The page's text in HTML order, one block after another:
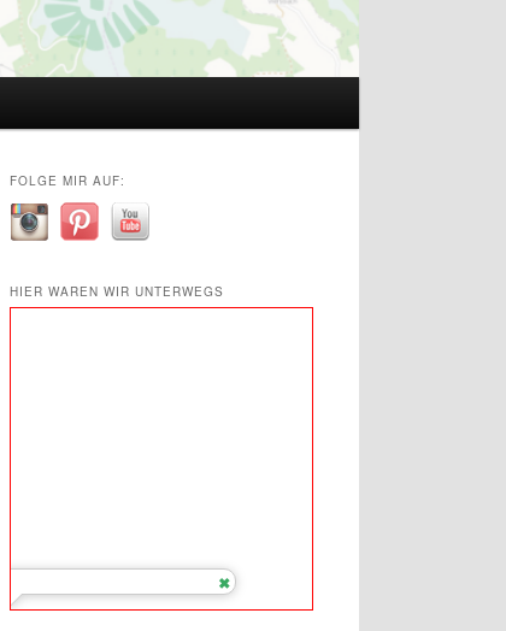
FOLGE MIR AUF:
HIER WAREN WIR UNTERWEGS